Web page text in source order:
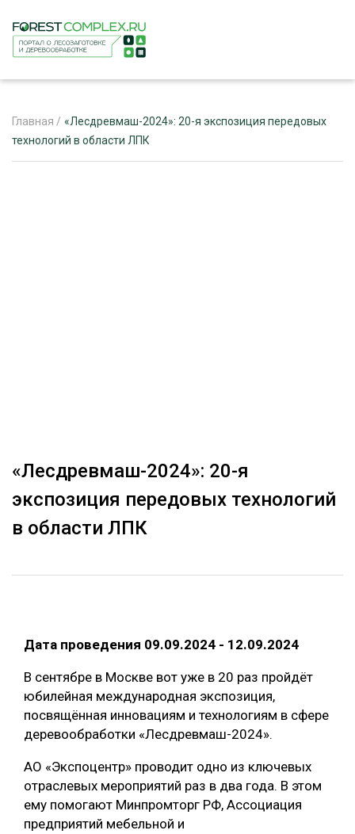
ЛЕСОВОССТАНОВЛЕНИЕ И ЗАЩИТА
ПРОИЗВОДСТВО ДРЕВЕСНЫХ ПЛИТ
ДЕРЕВЯННОЕ ДОМОСТРОЕНИЕ
БЕЗОПАСНОЕ ПРОИЗВОДСТВО
СОРТИРОВКА ДРЕВЕСИНЫ
СУШКА ДРЕВЕСИНЫ
МЕБЕЛЬНОЕ ПРОИЗВОДСТВО
ПОДБОРКИ СТАТЕЙ
Главная / «Лесдревмаш-2024»: 20-я экспозиция передовых
технологий в области ЛПК
«Лесдревмаш-2024»: 20-я
экспозиция передовых технологий
в области ЛПК
Дата проведения 09.09.2024 - 12.09.2024
В сентябре в Москве вот уже в 20 раз пройдёт
юбилейная международная экспозиция,
посвящённая инновациям и технологиям в сфере
деревообработки «Лесдревмаш-2024».
АО «Экспоцентр» проводит одно из ключевых
отраслевых мероприятий раз в два года. В этом
ему помогают Минпромторг РФ, Ассоциация
предприятий мебельной и